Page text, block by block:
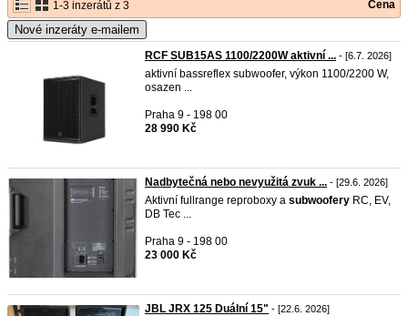
1-3 inzerátů z 3 Cena
Nové inzeráty e-mailem
RCF SUB15AS 1100/2200W aktivní ... - [6.7. 2026]
aktivní bassreflex subwoofer, výkon 1100/2200 W,
osazen ...
Praha 9 - 198 00
28 990 Kč
Nadbytečná nebo nevyužitá zvuk ... - [29.6. 2026]
Aktivní fullrange reproboxy a subwoofery RC, EV,
DB Tec ...
Praha 9 - 198 00
23 000 Kč
JBL JRX 125 Duální 15" - [22.6. 2026]